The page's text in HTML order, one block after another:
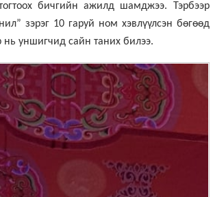
бичгийн ажилд шамджээ. Тэрбээр
зэрэг 10 гаруй ном хэвлүүлсэн бөгөөд
нь уншигчид сайн таних билээ.